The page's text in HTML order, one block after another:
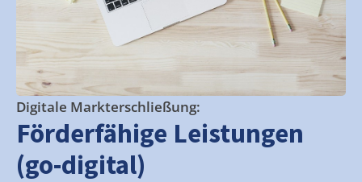
Digitale Markterschließung:
Förderfähige Leistungen
(go-digital)